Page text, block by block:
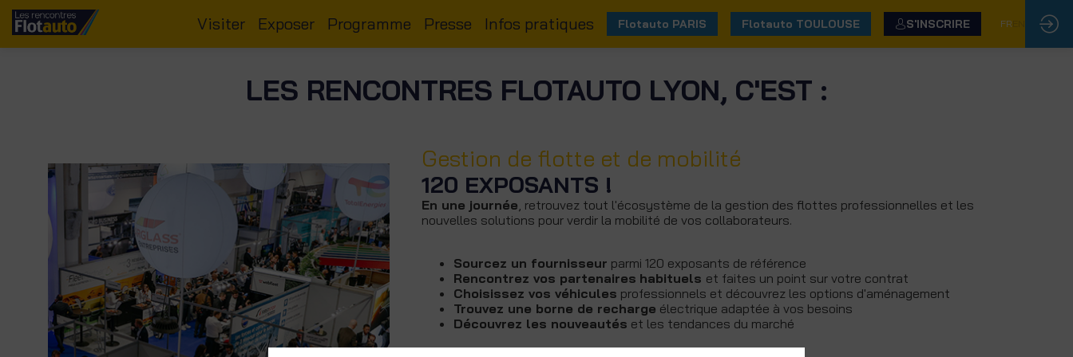
Visiter Exposer Programme Presse Infos pratiques Flotauto PARIS Flotauto TOULOUSE S'INSCRIRE FR
LES RENCONTRES FLOTAUTO LYON, C'EST :
Gestion de flotte et de mobilité
120 EXPOSANTS !
En une journée, retrouvez tout l'écosystème de la gestion des flottes professionnelles et les
nouvelles solutions pour verdir la mobilité de vos collaborateurs.
Sourcez un fournisseur parmi 120 exposants de référence
Rencontrez vos partenaires habituels et faites un point sur votre contrat
Choisissez vos véhicules professionnels et découvrez les options d'aménagement
Trouvez une borne de recharge électrique adaptée à vos besoins
Découvrez les nouveautés et les tendances du marché